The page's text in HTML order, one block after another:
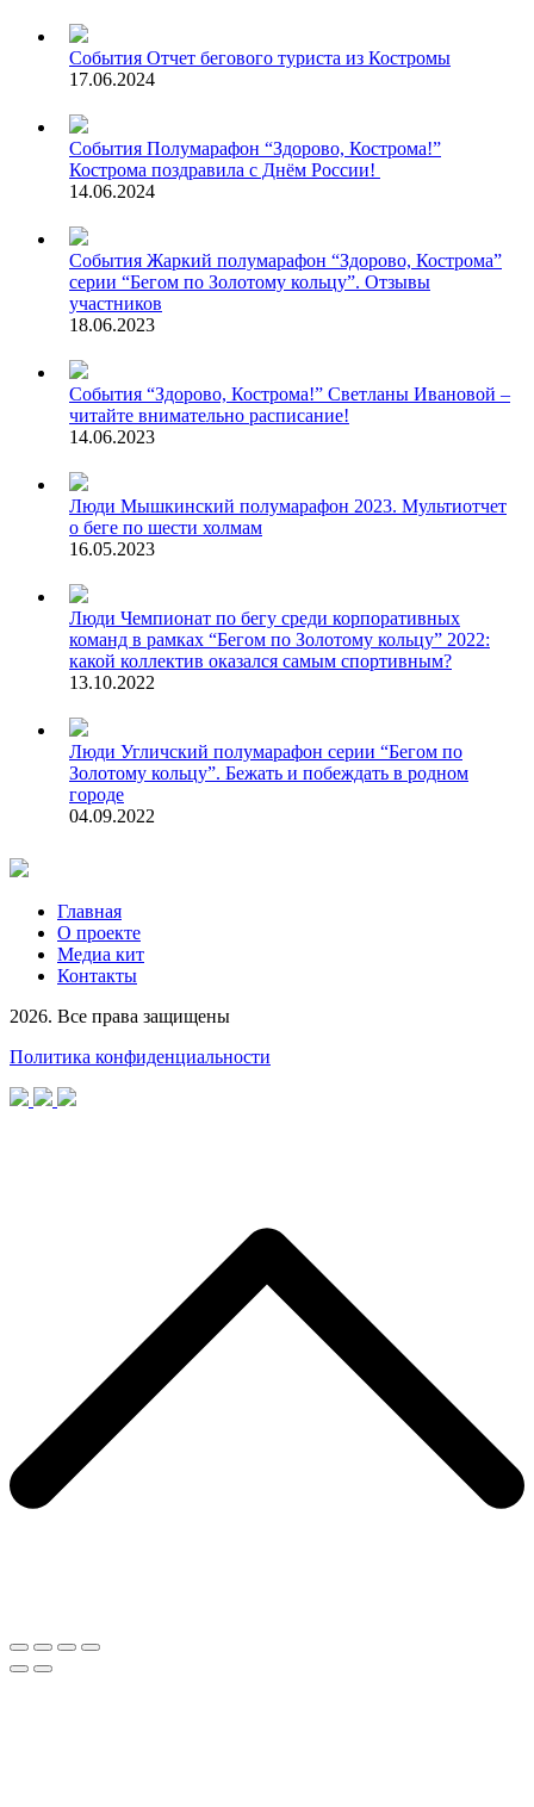
События Отчет бегового туриста из Костромы
17.06.2024
События Полумарафон “Здорово, Кострома!”
Кострома поздравила с Днём России!
14.06.2024
События Жаркий полумарафон “Здорово, Кострома”
серии “Бегом по Золотому кольцу”. Отзывы
участников
18.06.2023
События “Здорово, Кострома!” Светланы Ивановой –
читайте внимательно расписание!
14.06.2023
Люди Мышкинский полумарафон 2023. Мультиотчет
о беге по шести холмам
16.05.2023
Люди Чемпионат по бегу среди корпоративных
команд в рамках “Бегом по Золотому кольцу” 2022:
какой коллектив оказался самым спортивным?
13.10.2022
Люди Угличский полумарафон серии “Бегом по
Золотому кольцу”. Бежать и побеждать в родном
городе
04.09.2022
Главная
О проекте
Медиа кит
Контакты
2026. Все права защищены
Политика конфиденциальности